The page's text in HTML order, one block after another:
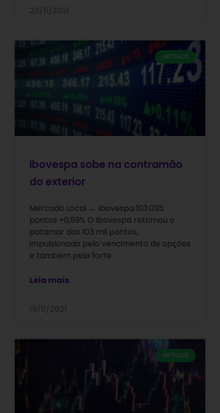
ARTIGOS
Ibovespa sobe na contramão
do exterior
Mercado Local → Ibovespa 103.035
pontos +0,59% O Ibovespa retomou o
patamar dos 103 mil pontos,
impulsionado pelo vencimento de opções
e também pela forte
Leia mais
ARTIGOS